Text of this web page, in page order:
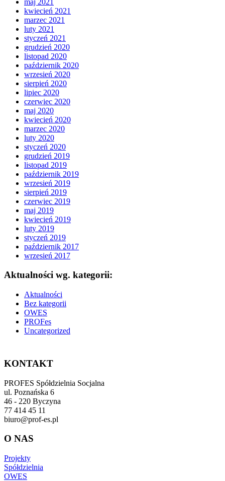
kwiecień 2021
marzec 2021
luty 2021
styczeń 2021
grudzień 2020
listopad 2020
październik 2020
wrzesień 2020
sierpień 2020
lipiec 2020
czerwiec 2020
maj 2020
kwiecień 2020
marzec 2020
luty 2020
styczeń 2020
grudzień 2019
listopad 2019
październik 2019
wrzesień 2019
sierpień 2019
czerwiec 2019
maj 2019
kwiecień 2019
luty 2019
styczeń 2019
październik 2017
wrzesień 2017
Aktualności wg. kategorii:
Aktualności
Bez kategorii
OWES
PROFes
Uncategorized
KONTAKT
PROFES Spółdzielnia Socjalna
ul. Poznańska 6
46 - 220 Byczyna
77 414 45 11
biuro@prof-es.pl
O NAS
Projekty
Spółdzielnia
OWES